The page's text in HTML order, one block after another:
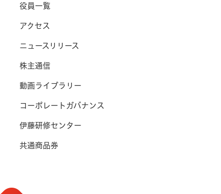
役員一覧
アクセス
ニュースリリース
株主通信
動画ライブラリー
コーポレートガバナンス
伊藤研修センター
共通商品券